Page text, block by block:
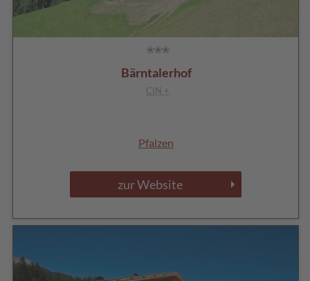
Bärntalerhof
CIN +
Pfalzen
zur Website